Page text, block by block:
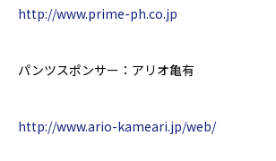
http://www.prime-ph.co.jp
パンツスポンサー：アリオ亀有
http://www.ario-kameari.jp/web/